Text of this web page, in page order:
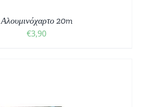
Αλουμινόχαρτο 20m
€3,90